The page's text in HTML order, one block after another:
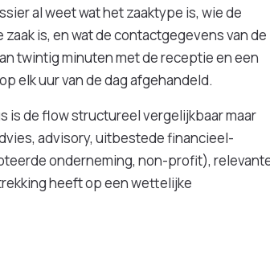
al weet wat het zaaktype is, wie de
is, en wat de contactgegevens van de
twintig minuten met de receptie en een
elk uur van de dag afgehandeld.
is de flow structureel vergelijkbaar maar
advisory, uitbestede financieel-
onderneming, non-profit),
heeft op een wettelijke